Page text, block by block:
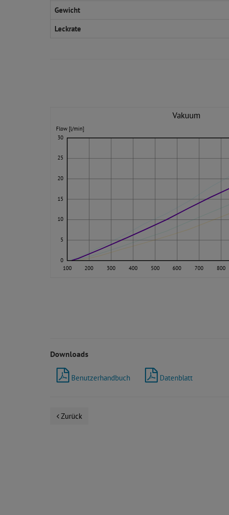
Gewicht
Leckrate
Vakuum
Flow [l/min]
100 200 300 400 500 600 700 800
0
5
10
15
20
25
30
Downloads
Benutzerhandbuch Datenblatt
Zurück